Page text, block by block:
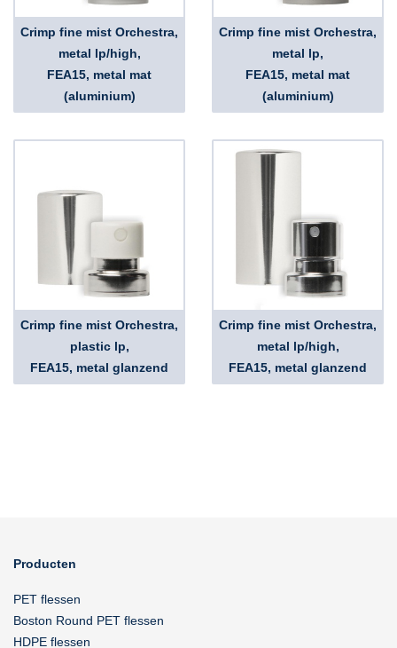
Crimp fine mist Orchestra,
metal lp/high,
FEA15, metal mat
(aluminium)
Crimp fine mist Orchestra,
metal lp,
FEA15, metal mat
(aluminium)
Crimp fine mist Orchestra,
plastic lp,
FEA15, metal glanzend
Crimp fine mist Orchestra,
metal lp/high,
FEA15, metal glanzend
Producten
PET flessen
Boston Round PET flessen
HDPE flessen